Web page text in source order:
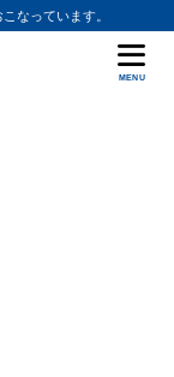
なっています。
MENU